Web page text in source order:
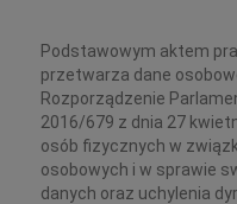
Podstawowym aktem
przetwarza dane
Rozporządzenie
2016/679 z dnia 27
osób fizycznych w
osobowych i w sprawie
danych oraz uchylenia